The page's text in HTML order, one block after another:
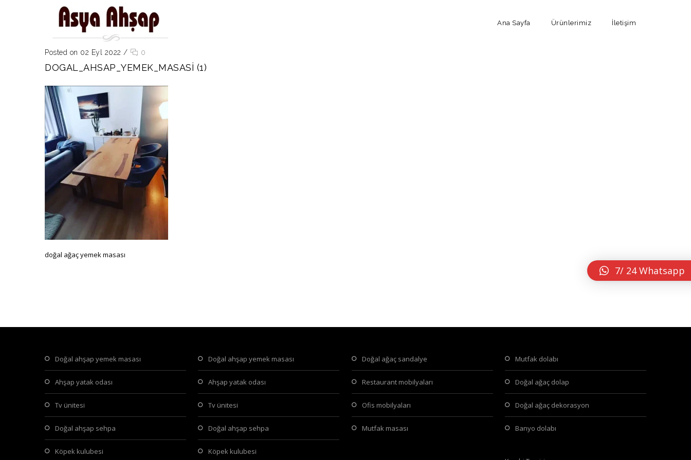
Ana Sayfa Ürünlerimiz İletişim
Posted on 02 Eyl 2022 / 0
DOGAL_AHSAP_YEMEK_MASASI (1)
doğal ağaç yemek masası
doğal ahşap yemek masası
ahşap yatak odası
tv ünitesi
doğal ahşap sehpa
köpek kulubesi
doğal ahşap yemek masası
ahşap yatak odası
tv ünitesi
doğal ahşap sehpa
köpek kulubesi
doğal ağaç sandalye
restaurant mobilyaları
ofis mobilyaları
mutfak masası
mutfak dolabı
doğal ağaç dolap
doğal ağaç dekorasyon
banyo dolabı
7/ 24 Whatsapp